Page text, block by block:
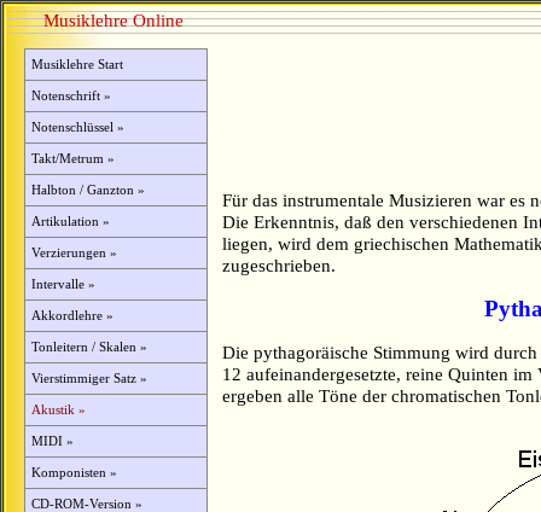
Musiklehre Online
Musiklehre Start
Notenschrift »
Notenschlüssel »
Takt/Metrum »
Halbton / Ganzton »
Artikulation »
Verzierungen »
Intervalle »
Akkordlehre »
Tonleitern / Skalen »
Vierstimmiger Satz »
Akustik »
MIDI »
Komponisten »
CD-ROM-Version »
Für das instrumentale Musizieren war es
Die Erkenntnis, daß den verschiedenen
liegen, wird dem griechischen
zugeschrieben.
Die pythagoräische Stimmung wird
12 aufeinandergesetzte, reine Quinten
ergeben alle Töne der chromatischen